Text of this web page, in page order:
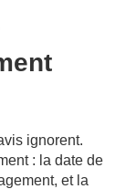
ignorent.
: la date de
et la